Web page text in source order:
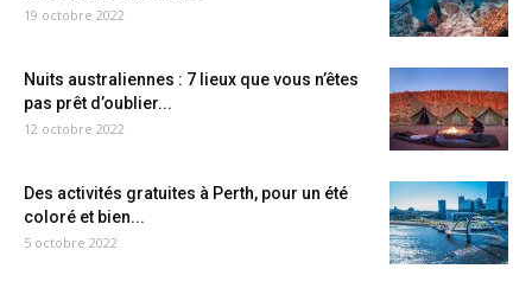
19 octobre 2022
Nuits australiennes : 7 lieux que vous n’êtes
pas prêt d’oublier...
12 octobre 2022
Des activités gratuites à Perth, pour un été
coloré et bien...
5 octobre 2022